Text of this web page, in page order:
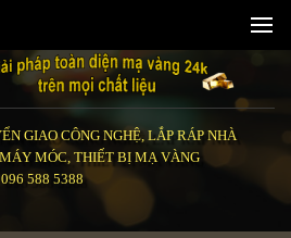
GIAO CÔNG NGHỆ, LẮP RÁP NHÀ
MÓC, THIẾT BỊ MẠ VÀNG
588 5388